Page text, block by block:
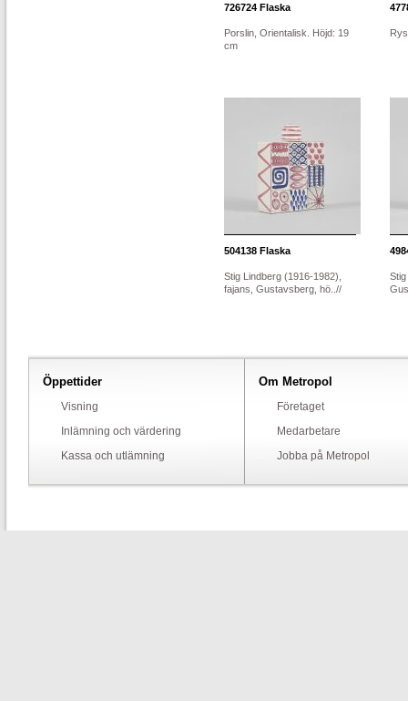
726724 Flaska
Porslin, Orientalisk. Höjd: 19
cm
504138 Flaska
Stig Lindberg (1916-1982),
fajans, Gustavsberg, hö..//
Öppettider
Visning
Inlämning och värdering
Kassa och utlämning
Om Metropol
Företaget
Medarbetare
Jobba på Metropol